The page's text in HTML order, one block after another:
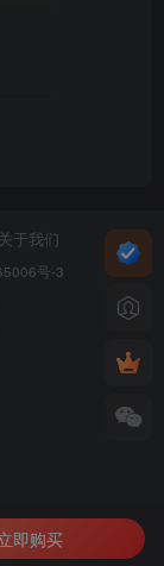
关于我们
号-3
即购买